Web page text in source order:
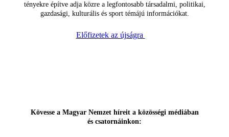
tényekre építve adja közre a legfontosabb társadalmi, politikai,
gazdasági, kulturális és sport témájú információkat.
Előfizetek az újságra
Kövesse a Magyar Nemzet híreit a közösségi médiában
és csatornáinkon: